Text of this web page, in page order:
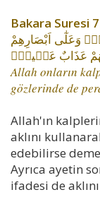
Bakara Suresi
وَعَلٰٓى اَبْصَارِهِمْ
عَذَابٌ عَظ۪يمٌ۟
Allah onların
gözlerinde de
Allah'ın
aklını
edebilirse
Ayrıca ayetin
ifadesi de